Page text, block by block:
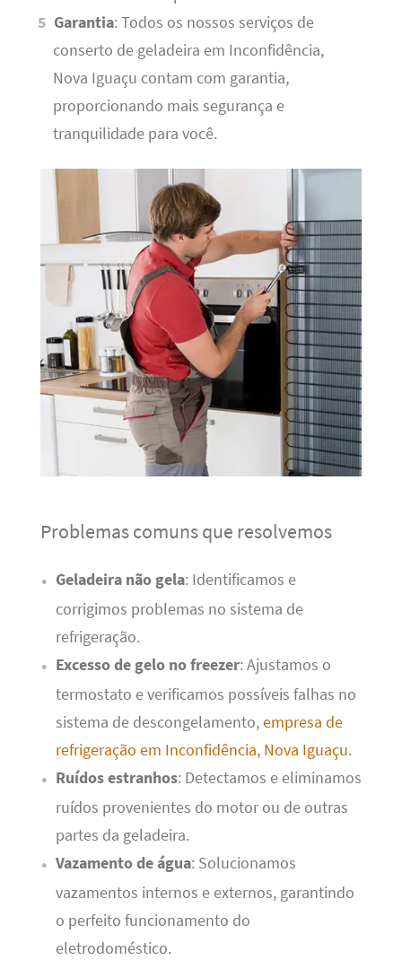
Garantia: Todos os nossos serviços de
conserto de geladeira em Inconfidência,
Nova Iguaçu contam com garantia,
proporcionando mais segurança e
tranquilidade para você.
Problemas comuns que resolvemos
Geladeira não gela: Identificamos e
corrigimos problemas no sistema de
refrigeração.
Excesso de gelo no freezer: Ajustamos o
termostato e verificamos possíveis falhas no
sistema de descongelamento,empresa de
refrigeração em Inconfidência, Nova Iguaçu.
Ruídos estranhos: Detectamos e eliminamos
ruídos provenientes do motor ou de outras
partes da geladeira.
Vazamento de água: Solucionamos
vazamentos internos e externos, garantindo
o perfeito funcionamento do
eletrodoméstico.